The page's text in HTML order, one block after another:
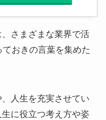
、さまざまな業界で活
おきの言葉を集めた
人生を充実させてい
に役立つ考え方や姿